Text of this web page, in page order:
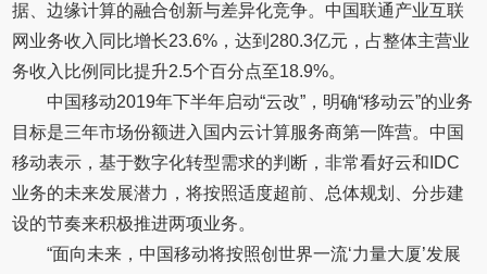
据、边缘计算的融合创新与差异化竞争。中国联通产业互联
网业务收入同比增长23.6%，达到280.3亿元，占整体主营业
务收入比例同比提升2.5个百分点至18.9%。
中国移动2019年下半年启动“云改”，明确“移动云”的业务
目标是三年市场份额进入国内云计算服务商第一阵营。中国
移动表示，基于数字化转型需求的判断，非常看好云和IDC
业务的未来发展潜力，将按照适度超前、总体规划、分步建
设的节奏来积极推进两项业务。
“面向未来，中国移动将按照创世界一流‘力量大厦’发展